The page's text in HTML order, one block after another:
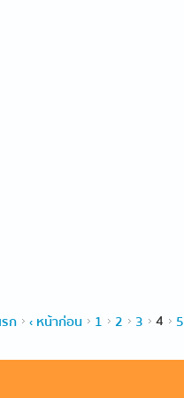
ก ‹ หน้าก่อน 1 2 3 4 5